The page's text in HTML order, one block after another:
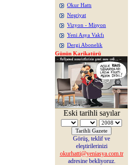
Okur Hattı
Neşriyat
Vizyon - Misyon
Yeni Asya Vakfı
Dergi Abonelik
Günün Karikatürü
Eski tarihli sayılar
Görüş, teklif ve
eleştirilerinizi
okurhatti@yeniasya.com.tr
adresine bekliyoruz.